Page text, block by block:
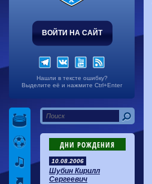
ВОЙТИ НА САЙТ
Нашли в тексте ошибку?
Выделите её и нажмите Ctrl+Enter
ДНИ РОЖДЕНИЯ
10.08.2006
Шубин Кирилл
Сергеевич